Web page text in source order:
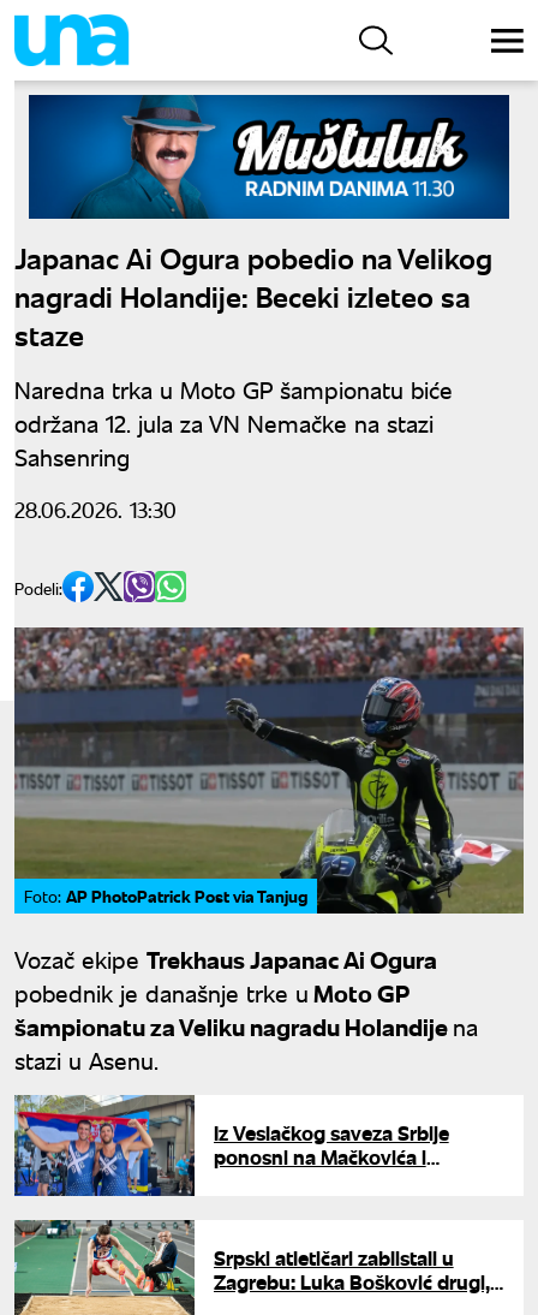
Japanac Ai Ogura pobedio na Velikog
nagradi Holandije: Beceki izleteo sa
staze
Naredna trka u Moto GP šampionatu biće
održana 12. jula za VN Nemačke na stazi
Sahsenring
28.06.2026. 13:30
Podeli:
Foto: AP PhotoPatrick Post via Tanjug
Vozač ekipe Trekhaus Japanac Ai Ogura
pobednik je današnje trke uMoto GP
šampionatu za Veliku nagradu Holandijena
stazi u Asenu.
Iz Veslačkog saveza Srbije
ponosni na Mačkovića i
Srpski atletičari zablistali u
Zagrebu: Luka Bošković drugi,